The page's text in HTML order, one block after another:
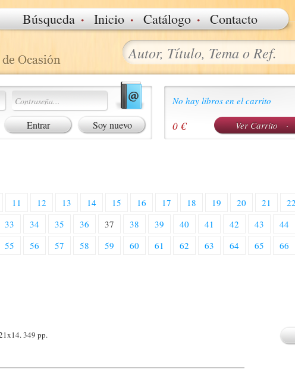
Búsqueda · Inicio · Catálogo · Contacto
Soy nuevo
No hay libros en el carrito
Ver Carrito ·
0 €
11 12 13 14 15 16 17 18 19 20 21 22
33 34 35 36 37 38 39 40 41 42 43 44
55 56 57 58 59 60 61 62 63 64 65 66
349 pp.